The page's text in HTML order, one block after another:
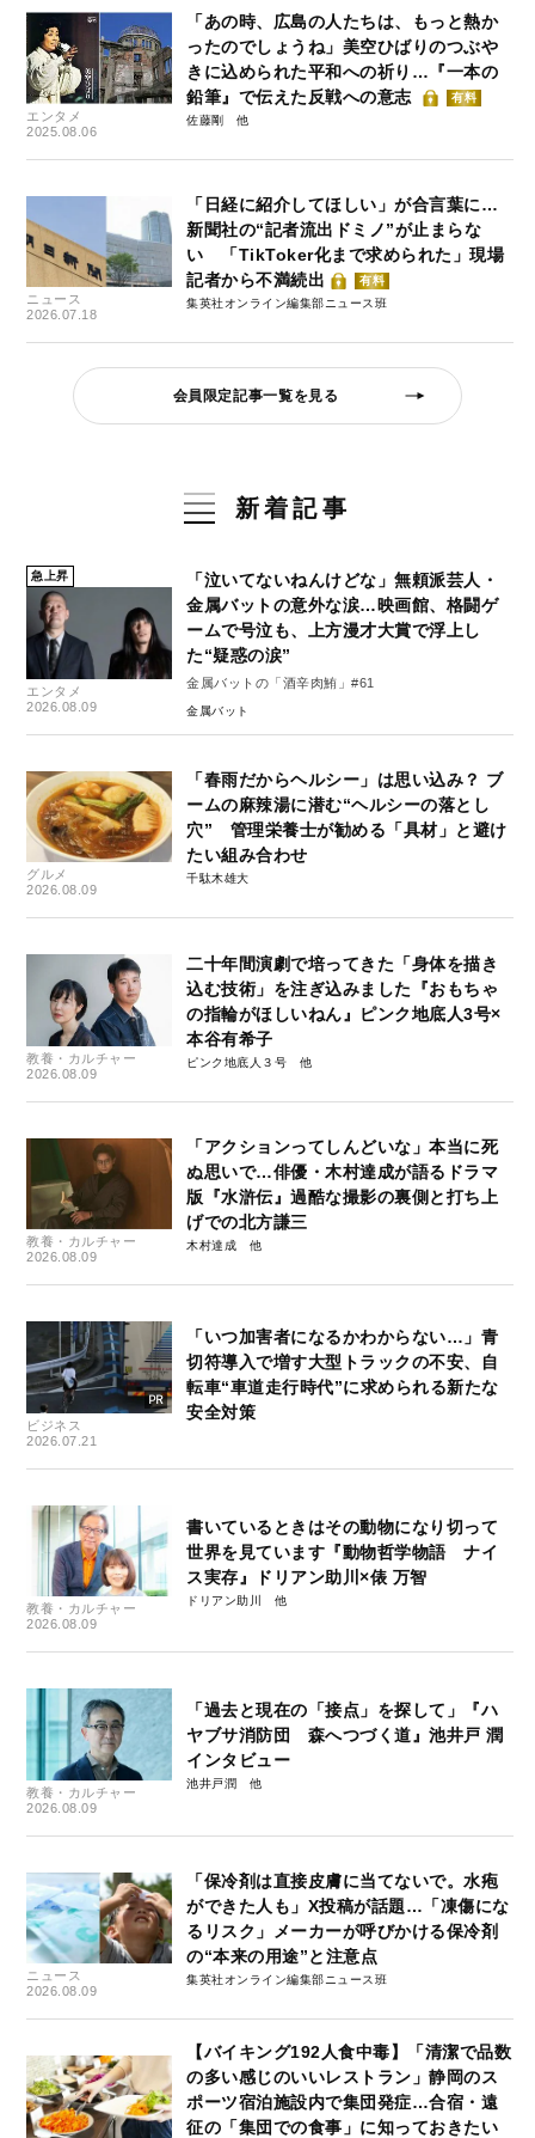
エンタメ
2025.08.06
「あの時、広島の人たちは、もっと熱か
ったのでしょうね」美空ひばりのつぶや
きに込められた平和への祈り…『一本の
鉛筆』で伝えた反戦への意志
有料
佐藤剛
ニュース
2026.07.18
「日経に紹介してほしい」が合言葉に…
新聞社の“記者流出ドミノ”が止まらな
い 「TikToker化まで求められた」現場
記者から不満続出
有料
集英社オンライン編集部ニュース班
会員限定記事一覧を見る
新着記事
急上昇
エンタメ
2026.08.09
「泣いてないねんけどな」無頼派芸人・
金属バットの意外な涙…映画館、格闘ゲ
ームで号泣も、上方漫才大賞で浮上し
た“疑惑の涙”
金属バットの「酒辛肉鮪」#61
金属バット
グルメ
2026.08.09
「春雨だからヘルシー」は思い込み？ ブ
ームの麻辣湯に潜む“ヘルシーの落とし
穴” 管理栄養士が勧める「具材」と避け
たい組み合わせ
千駄木雄大
教養・カルチャー
2026.08.09
二十年間演劇で培ってきた「身体を描き
込む技術」を注ぎ込みました『おもちゃ
の指輪がほしいねん』ピンク地底人3号×
本谷有希子
ピンク地底人３号
教養・カルチャー
2026.08.09
「アクションってしんどいな」本当に死
ぬ思いで…俳優・木村達成が語るドラマ
版『水滸伝』過酷な撮影の裏側と打ち上
げでの北方謙三
木村達成
ビジネス
2026.07.21
「いつ加害者になるかわからない…」青
切符導入で増す大型トラックの不安、自
転車“車道走行時代”に求められる新たな
安全対策
教養・カルチャー
2026.08.09
書いているときはその動物になり切って
世界を見ています『動物哲学物語 ナイ
ス実存』ドリアン助川×俵 万智
ドリアン助川
教養・カルチャー
2026.08.09
「過去と現在の「接点」を探して」『ハ
ヤブサ消防団 森へつづく道』池井戸 潤
インタビュー
池井戸潤
ニュース
2026.08.09
「保冷剤は直接皮膚に当てないで。水疱
ができた人も」X投稿が話題…「凍傷にな
るリスク」メーカーが呼びかける保冷剤
の“本来の用途”と注意点
集英社オンライン編集部ニュース班
【バイキング192人食中毒】「清潔で品数
の多い感じのいいレストラン」静岡のス
ポーツ宿泊施設内で集団発症…合宿・遠
征の「集団での食事」に知っておきたい